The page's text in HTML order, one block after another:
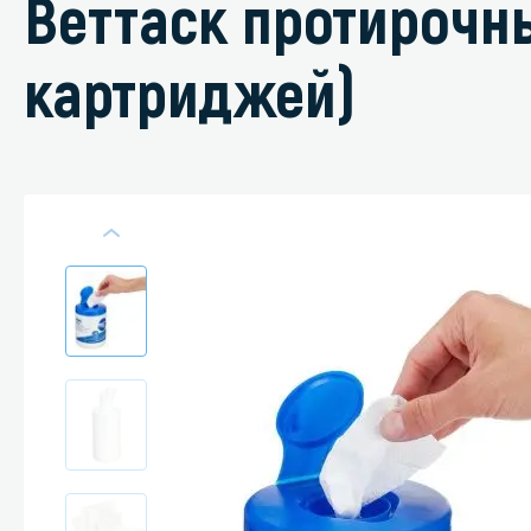
Средства
Средства
Средства
Средства
Веттаск
картриджей)